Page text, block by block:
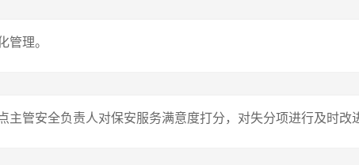
理。
主管安全负责人对保安服务满意度打分，对失分项进行及时改